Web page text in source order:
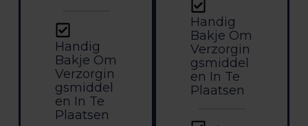
Handig
Bakje Om
Verzorgin
Gsmiddel
En In Te
Plaatsen
Handig
Bakje Om
Verzorgin
Gsmiddel
En In Te
Plaatsen